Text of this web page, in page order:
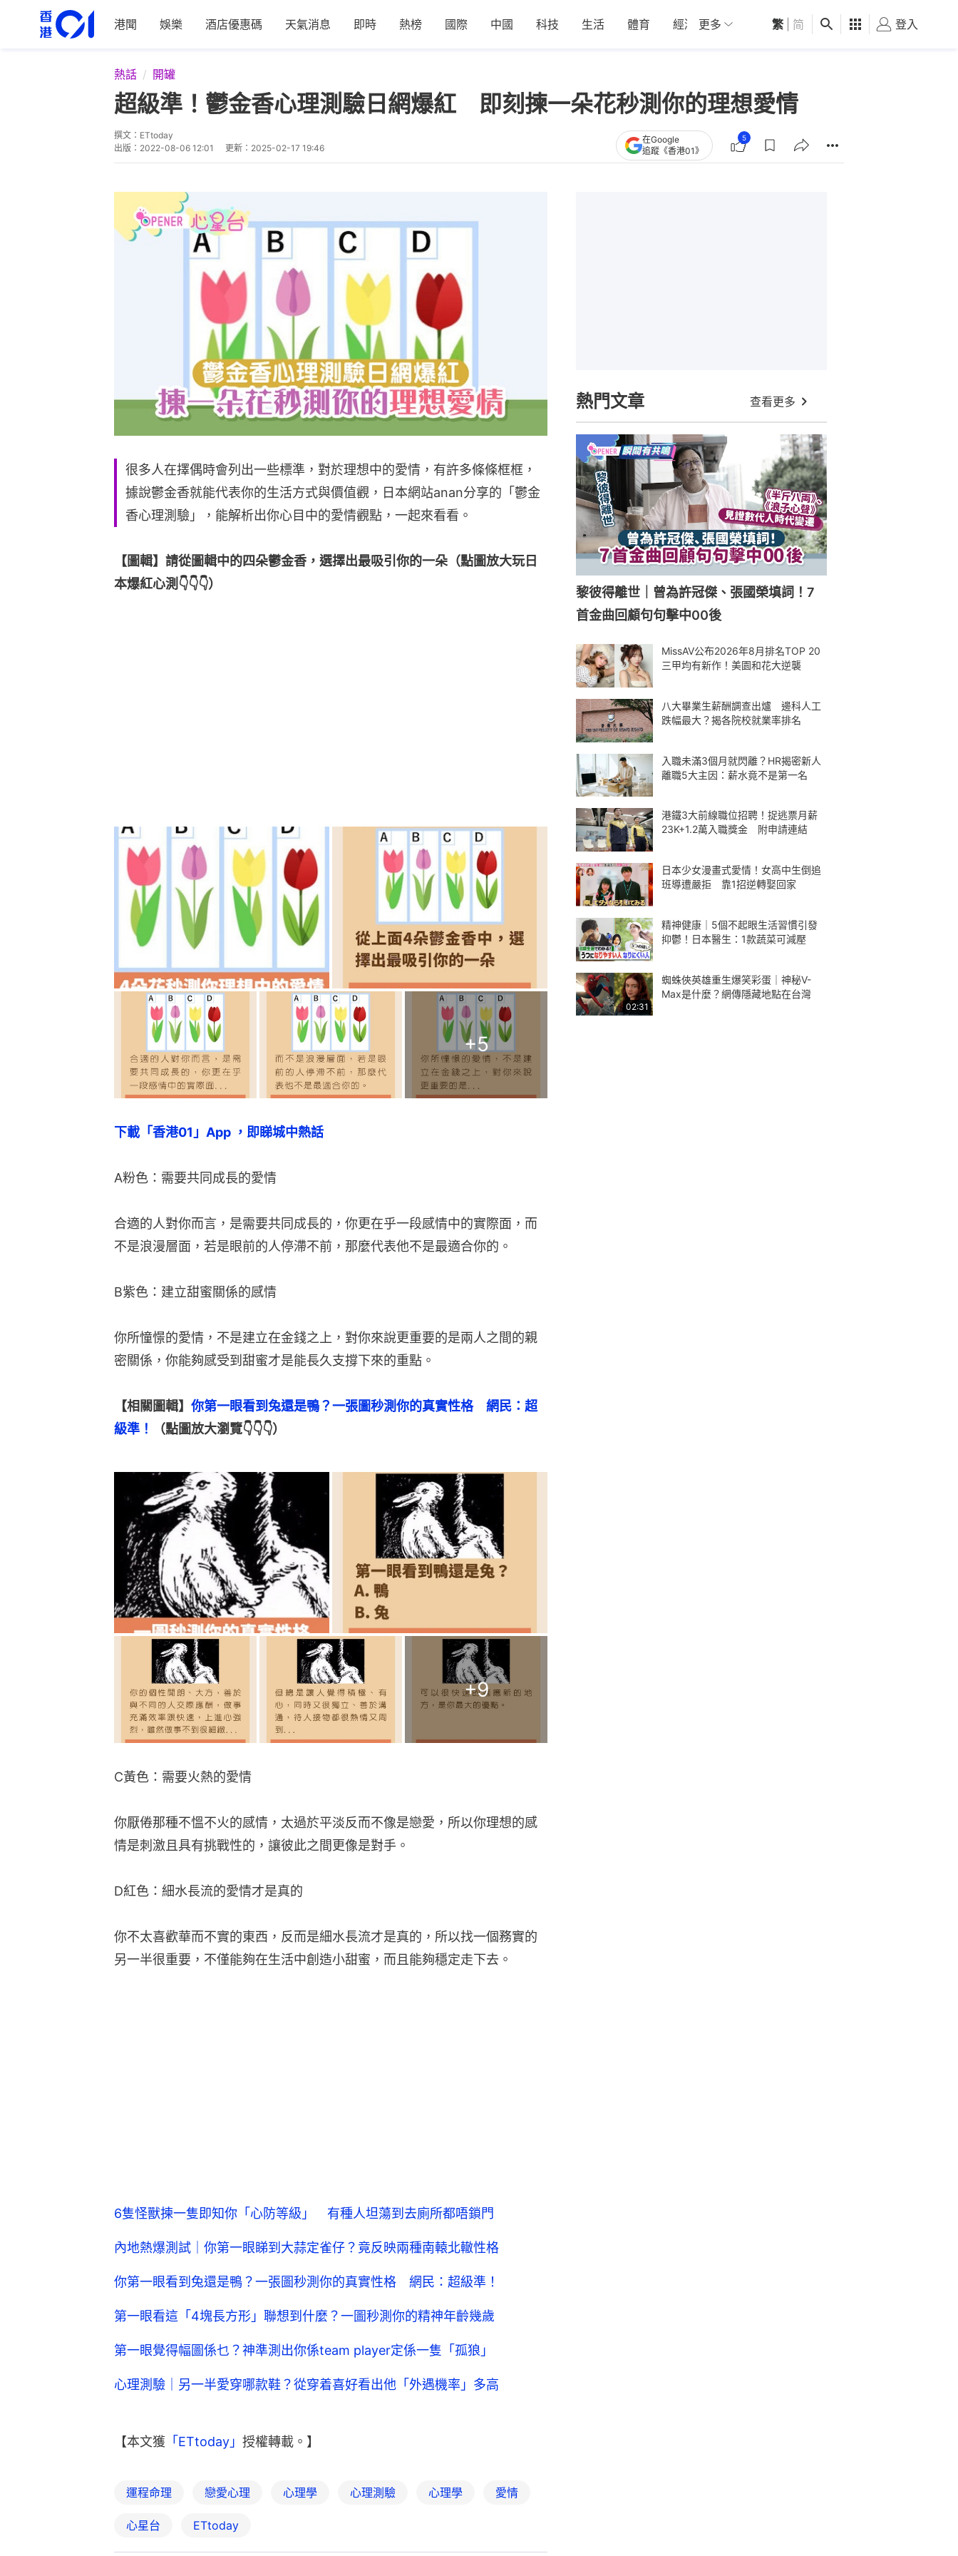
港聞 娛樂 酒店優惠碼 天氣消息 即時 熱榜 國際 中國 科技 生活 體育 經濟 01深圳 觀點 健康 好食玩飛
更多 繁 简 登入
熱話 開罐
超級準！鬱金香心理測驗日網爆紅 即刻揀一朵花秒測你的理想愛情
撰文： ETtoday
出版： 2022-08-06 12:01 更新： 2025-02-17 19:46
在Google
追蹤《香港01》
5
很多人在擇偶時會列出一些標準，對於理想中的愛情，有許多條條框框，
據說鬱金香就能代表你的生活方式與價值觀，日本網站anan分享的「鬱金
香心理測驗」，能解析出你心目中的愛情觀點，一起來看看。
【圖輯】請從圖輯中的四朵鬱金香，選擇出最吸引你的一朵（點圖放大玩日
本爆紅心測👇👇👇）
+5
下載「香港01」App ，即睇城中熱話
A粉色：需要共同成長的愛情
合適的人對你而言，是需要共同成長的，你更在乎一段感情中的實際面，而
不是浪漫層面，若是眼前的人停滯不前，那麼代表他不是最適合你的。
B紫色：建立甜蜜關係的感情
你所憧憬的愛情，不是建立在金錢之上，對你來說更重要的是兩人之間的親
密關係，你能夠感受到甜蜜才是能長久支撐下來的重點。
【相關圖輯】 你第一眼看到兔還是鴨？一張圖秒測你的真實性格　網民：超
級準！
（點圖放大瀏覽👇👇👇）
+9
C黃色：需要火熱的愛情
你厭倦那種不慍不火的感情，太過於平淡反而不像是戀愛，所以你理想的感
情是刺激且具有挑戰性的，讓彼此之間更像是對手。
D紅色：細水長流的愛情才是真的
你不太喜歡華而不實的東西，反而是細水長流才是真的，所以找一個務實的
另一半很重要，不僅能夠在生活中創造小甜蜜，而且能夠穩定走下去。
6隻怪獸揀一隻即知你「心防等級」 有種人坦蕩到去廁所都唔鎖門
內地熱爆測試｜你第一眼睇到大蒜定雀仔？竟反映兩種南轅北轍性格
你第一眼看到兔還是鴨？一張圖秒測你的真實性格 網民：超級準！
第一眼看這「4塊長方形」聯想到什麼？一圖秒測你的精神年齡幾歲
第一眼覺得幅圖係乜？神準測出你係team player定係一隻「孤狼」
心理測驗｜另一半愛穿哪款鞋？從穿着喜好看出他「外遇機率」多高
【本文獲 「ETtoday」 授權轉載。】
運程命理 戀愛心理 心理學 心理測驗 心理學 愛情
心星台 ETtoday
熱門文章 查看更多
黎彼得離世｜曾為許冠傑、張國榮填詞！7
首金曲回顧句句擊中00後
MissAV公布2026年8月排名TOP 20
三甲均有新作！美園和花大逆襲
八大畢業生薪酬調查出爐 邊科人工
跌幅最大？揭各院校就業率排名
入職未滿3個月就閃離？HR揭密新人
離職5大主因：薪水竟不是第一名
港鐵3大前線職位招聘！捉逃票月薪
23K+1.2萬入職獎金 附申請連結
日本少女漫畫式愛情！女高中生倒追
班導遭嚴拒 靠1招逆轉娶回家
精神健康｜5個不起眼生活習慣引發
抑鬱！日本醫生：1款蔬菜可減壓
02:31
蜘蛛俠英雄重生爆笑彩蛋｜神秘V-
Max是什麼？網傳隱藏地點在台灣